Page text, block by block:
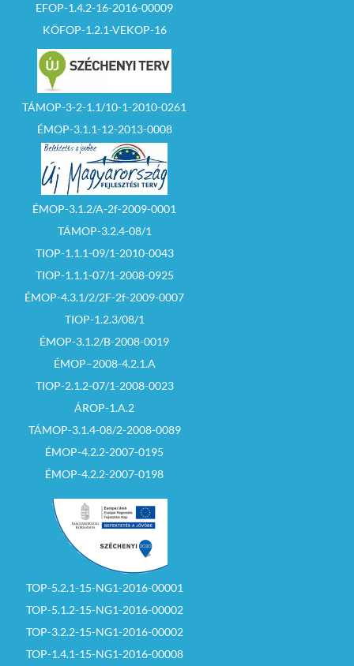
EFOP-1.4.2-16-2016-00009
KÖFOP-1.2.1-VEKOP-16
TÁMOP-3-2-1.1/10-1-2010-0261
ÉMOP-3.1.1-12-2013-0008
ÉMOP-3.1.2/A-2f-2009-0001
TÁMOP-3.2.4-08/1
TIOP-1.1.1-09/1-2010-0043
TIOP-1.1.1-07/1-2008-0925
ÉMOP-4.3.1/2/2F-2f-2009-0007
TIOP-1.2.3/08/1
ÉMOP-3.1.2/B-2008-0019
ÉMOP–2008-4.2.1.A
TIOP-2.1.2-07/1-2008-0023
ÁROP-1.A.2
TÁMOP-3.1.4-08/2-2008-0089
ÉMOP-4.2.2-2007-0195
ÉMOP-4.2.2-2007-0198
TOP-5.2.1-15-NG1-2016-00001
TOP-5.1.2-15-NG1-2016-00002
TOP-3.2.2-15-NG1-2016-00002
TOP-1.4.1-15-NG1-2016-00008